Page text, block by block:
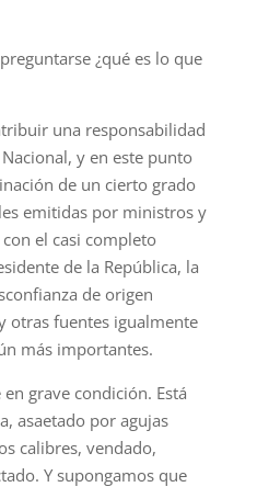
¿qué es lo que
una responsabilidad
y en este punto
de un cierto grado
emitidas por ministros y
el casi completo
de la República, la
de origen
otras fuentes igualmente
más importantes.
grave condición. Está
asaetado por agujas
calibres, vendado,
Y supongamos que